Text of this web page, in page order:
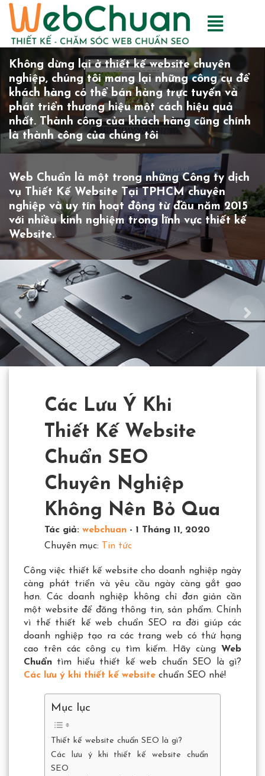
Không dừng lại ở thiết kế website chuyên
nghiệp, chúng tôi mang lại những công cụ để
khách hàng có thể bán hàng trực tuyến và
phát triển thương hiệu một cách hiệu quả
nhất. Thành công của khách hàng cũng chính
là thành công của chúng tôi
Web Chuẩn là một trong những Công ty dịch
vụ Thiết Kế Website Tại TPHCM chuyên
nghiệp và uy tín hoạt động từ đầu năm 2015
với nhiều kinh nghiệm trong lĩnh vực thiết kế
Website.
Các Lưu Ý Khi
Thiết Kế Website
Chuẩn SEO
Chuyên Nghiệp
Không Nên Bỏ Qua
Tác giả: webchuan - 1 Tháng 11, 2020
Chuyên mục: Tin tức
Công việc thiết kế website cho doanh nghiệp ngày
càng phát triển và yêu cầu ngày càng gắt gao
hơn. Các doanh nghiệp không chỉ đơn giản cần
một website để đăng thông tin, sản phẩm. Chính
vì thế thiết kế web chuẩn SEO ra đời giúp các
doanh nghiệp tạo ra các trang web có thứ hạng
cao trên các công cụ tìm kiếm. Hãy cùng Web
Chuẩn tìm hiểu thiết kế web chuẩn SEO là gì?
Các lưu ý khi thiết kế website chuẩn SEO nhé!
Mục lục
Thiết kế website chuẩn SEO là gì?
Các lưu ý khi thiết kế website chuẩn
SEO